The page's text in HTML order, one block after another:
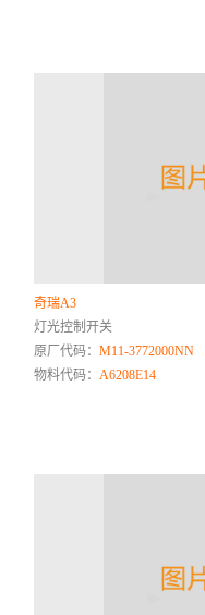
奇瑞A3
灯光控制开关
原厂代码：M11-3772000NN
物料代码：A6208E14